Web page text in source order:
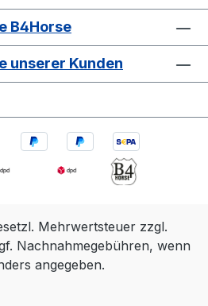
B4Horse
unserer Kunden
Mehrwertsteuer zzgl.
Nachnahmegebühren, wenn
angegeben.